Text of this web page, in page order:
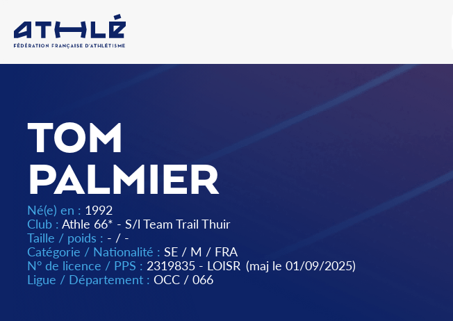
TOM
PALMIER
Né(e) en : 1992
Club : Athle 66* - S/l Team Trail Thuir
Taille / poids : - / -
Catégorie / Nationalité : SE / M / FRA
N° de licence / PPS : 2319835 - LOISR (maj le 01/09/2025)
Ligue / Département : OCC / 066